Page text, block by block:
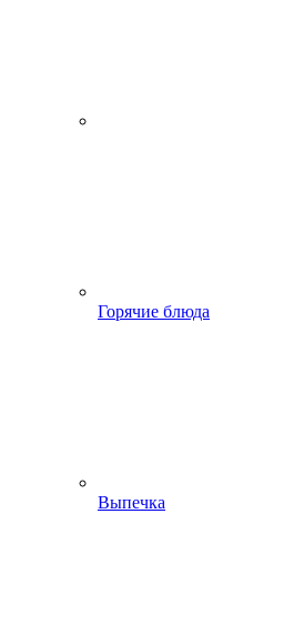
Горячие блюда
Выпечка